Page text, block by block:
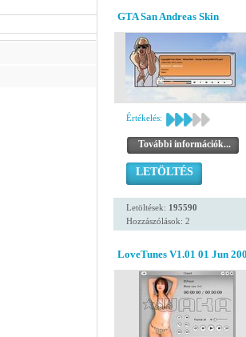
GTA San Andreas Skin
Értékelés:
További információk...
LETÖLTÉS
Letöltések: 195590
Hozzászólások: 2
LoveTunes V1.01 01 Jun